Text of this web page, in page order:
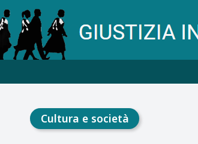
Cultura e società